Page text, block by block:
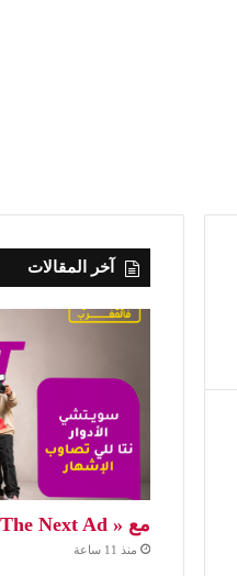
آخر المقالات
مع « The Next Ad…
منذ 11 ساعة